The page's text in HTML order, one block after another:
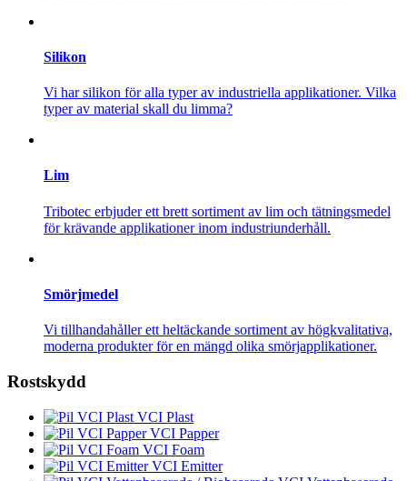
Silikon
Vi har silikon för alla typer av industriella applikationer. Vilka
typer av material skall du limma?
Lim
Tribotec erbjuder ett brett sortiment av lim och tätningsmedel
för krävande applikationer inom industriunderhåll.
Smörjmedel
Vi tillhandahåller ett heltäckande sortiment av högkvalitativa,
moderna produkter för en mängd olika smörjapplikationer.
Rostskydd
VCI Plast
VCI Papper
VCI Foam
VCI Emitter